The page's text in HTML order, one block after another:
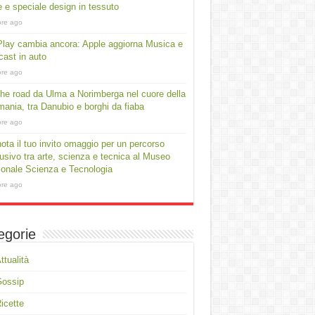
e speciale design in tessuto
ago
cambia ancora: Apple aggiorna Musica e
in auto
ago
road da Ulma a Norimberga nel cuore della
tra Danubio e borghi da fiaba
ago
il tuo invito omaggio per un percorso
tra arte, scienza e tecnica al Museo
Scienza e Tecnologia
ago